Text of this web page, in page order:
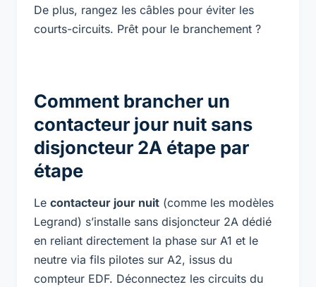
De plus, rangez les câbles pour éviter les
courts-circuits. Prêt pour le branchement ?
Comment brancher un
contacteur jour nuit sans
disjoncteur 2A étape par
étape
Le contacteur jour nuit (comme les modèles
Legrand) s’installe sans disjoncteur 2A dédié
en reliant directement la phase sur A1 et le
neutre via fils pilotes sur A2, issus du
compteur EDF. Déconnectez les circuits du